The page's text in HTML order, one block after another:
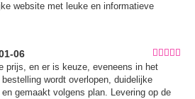
website met leuke en informatieve
06
prijs, en er is keuze, eveneens in het
wordt overlopen, duidelijke
gemaakt volgens plan. Levering op de